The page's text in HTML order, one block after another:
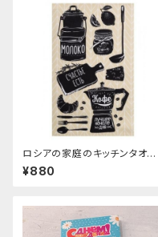
ロシアの家庭のキッチンタオル
「milk and coffee」ZZ238
¥880